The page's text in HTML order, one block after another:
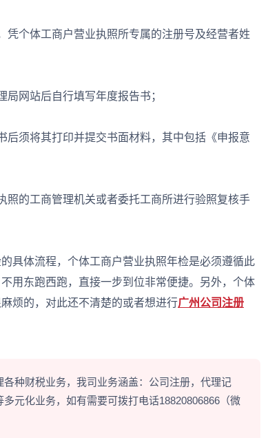
个体工商户营业执照所专属的注册号及经营者姓
网站后自行填写年度报告书；
须将其打印并提交书面材料，其中包括《申报意
的工商管理机关或者委托工商所进行验照复核手
体流程，个体工商户营业执照年检是必须遵循此
用东跑西跑，直接一步到位非常便捷。另外，个体
烦的，对此还不清楚的或者想进行广州公司注册
各种财税业务，我司业务涵盖：公司注册，代理记
元化业务，如有需要可拨打电话18820806866（微